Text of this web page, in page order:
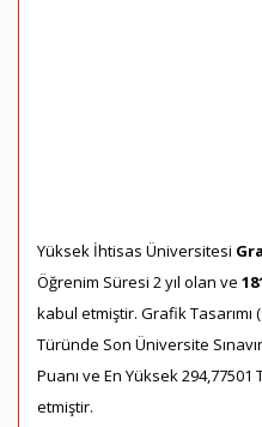
Yüksek İhtisas Üniversitesi
Öğrenim Süresi 2 yıl olan ve
kabul etmiştir. Grafik Tasarımı
Türünde Son Üniversite
Puanı ve En Yüksek 294,77501
etmiştir.